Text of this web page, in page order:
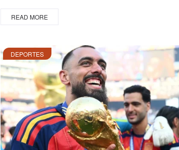
READ MORE
DEPORTES